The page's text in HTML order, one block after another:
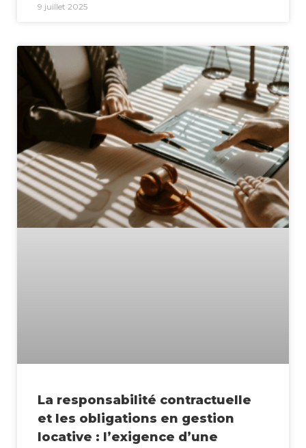
9 juillet 2025
La responsabilité contractuelle
et les obligations en gestion
locative : l’exigence d’une